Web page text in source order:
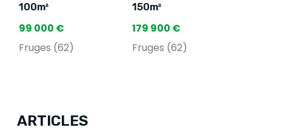
100m²
99 000 €
Fruges (62)
150m²
179 900 €
Fruges (62)
ARTICLES